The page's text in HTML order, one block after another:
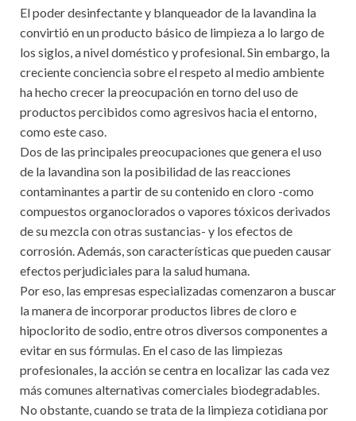
El poder desinfectante y blanqueador de la lavandina la
convirtió en un producto básico de limpieza a lo largo de
los siglos, a nivel doméstico y profesional. Sin embargo, la
creciente conciencia sobre el respeto al medio ambiente
ha hecho crecer la preocupación en torno del uso de
productos percibidos como agresivos hacia el entorno,
como este caso.
Dos de las principales preocupaciones que genera el uso
de la lavandina son la posibilidad de las reacciones
contaminantes a partir de su contenido en cloro -como
compuestos organoclorados o vapores tóxicos derivados
de su mezcla con otras sustancias- y los efectos de
corrosión. Además, son características que pueden causar
efectos perjudiciales para la salud humana.
Por eso, las empresas especializadas comenzaron a buscar
la manera de incorporar productos libres de cloro e
hipoclorito de sodio, entre otros diversos componentes a
evitar en sus fórmulas. En el caso de las limpiezas
profesionales, la acción se centra en localizar las cada vez
más comunes alternativas comerciales biodegradables.
No obstante, cuando se trata de la limpieza cotidiana por